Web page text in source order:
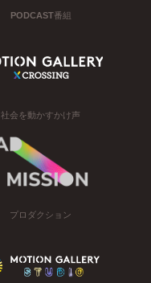
PODCAST番組
社会を動かすかけ声
プロダクション